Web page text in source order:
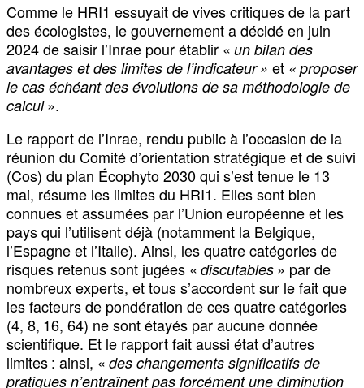
Comme le HRI1 essuyait de vives critiques de la part
des écologistes, le gouvernement a décidé en juin
2024 de saisir l’Inrae pour établir « un bilan des
avantages et des limites de l’indicateur » et « proposer
le cas échéant des évolutions de sa méthodologie de
calcul».
Le rapport de l’Inrae, rendu public à l’occasion de la
réunion du Comité d’orientation stratégique et de suivi
(Cos) du plan Écophyto 2030 qui s’est tenue le 13
mai, résume les limites du HRI1. Elles sont bien
connues et assumées par l’Union européenne et les
pays qui l’utilisent déjà (notamment la Belgique,
l’Espagne et l’Italie). Ainsi, les quatre catégories de
risques retenus sont jugées « discutables » par de
nombreux experts, et tous s’accordent sur le fait que
les facteurs de pondération de ces quatre catégories
(4, 8, 16, 64) ne sont étayés par aucune donnée
scientifique. Et le rapport fait aussi état d’autres
limites : ainsi, « des changements significatifs de
pratiques n’entraînent pas forcément une diminution